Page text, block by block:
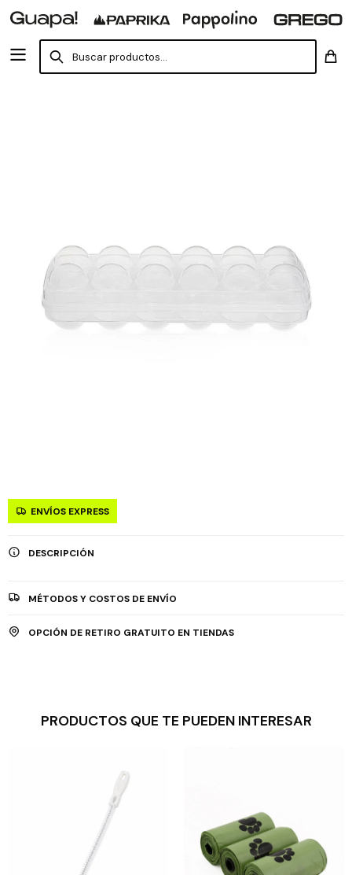
ENVÍOS EXPRESS
DESCRIPCIÓN
MÉTODOS Y COSTOS DE ENVÍO
OPCIÓN DE RETIRO GRATUITO EN TIENDAS
PRODUCTOS QUE TE PUEDEN INTERESAR